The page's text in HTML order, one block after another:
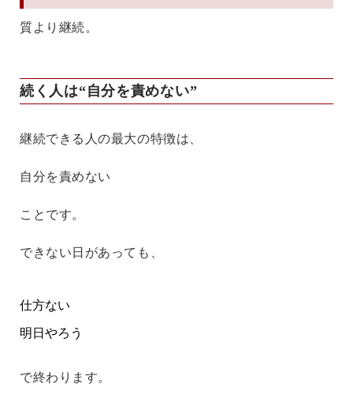
質より継続。
続く人は“自分を責めない”
継続できる人の最大の特徴は、
自分を責めない
ことです。
できない日があっても、
仕方ない
明日やろう
で終わります。